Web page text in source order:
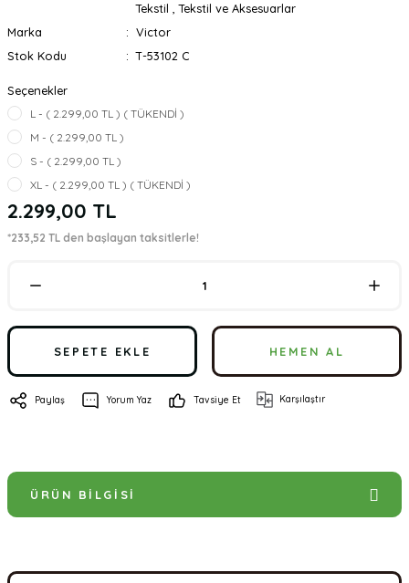
Tekstil
,Tekstil ve Aksesuarlar
Marka
Victor
Stok Kodu
T-53102 C
Seçenekler
L - ( 2.299,00 TL ) ( TÜKENDİ )
M - ( 2.299,00 TL )
S - ( 2.299,00 TL )
XL - ( 2.299,00 TL ) ( TÜKENDİ )
2.299,00 TL
*233,52 TL den başlayan taksitlerle!
SEPETE EKLE HEMEN AL
Paylaş Yorum Yaz Tavsiye Et Karşılaştır
ÜRÜN BILGISI